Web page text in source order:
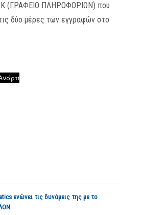
(ΓΡΑΦΕΙΟ ΠΛΗΡΟΦΟΡΙΩΝ) που
δύο μέρες των εγγραφών στο
ενώνει τις δυνάμεις της με το